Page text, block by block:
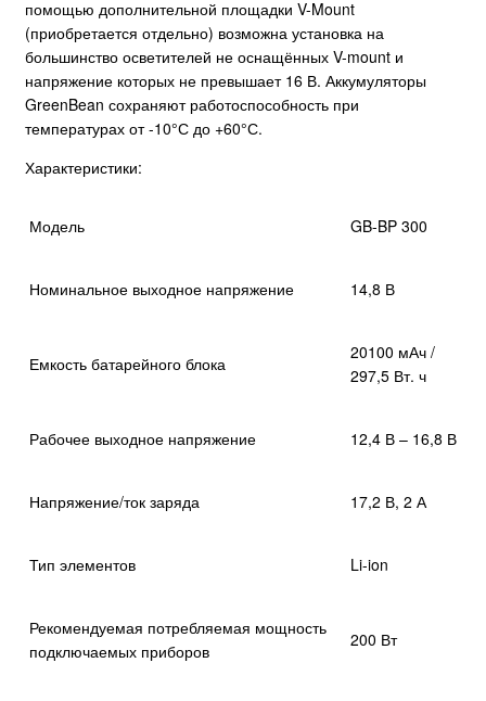
помощью дополнительной площадки V-Mount
(приобретается отдельно) возможна установка на
большинство осветителей не оснащённых V-mount и
напряжение которых не превышает 16 В. Аккумуляторы
GreenBean сохраняют работоспособность при
температурах от -10°С до +60°С.
Характеристики:
Модель GB-BP 300
Номинальное выходное напряжение 14,8 В
Емкость батарейного блока
20100 мАч /
297,5 Вт. ч
Рабочее выходное напряжение 12,4 В – 16,8 В
Напряжение/ток заряда 17,2 В, 2 А
Тип элементов Li-ion
Рекомендуемая потребляемая мощность
подключаемых приборов
200 Вт